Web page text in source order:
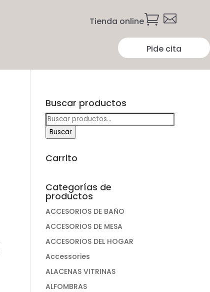
Tienda online 
Pide cita
Buscar productos
Buscar
por:
Buscar
Carrito
Categorías de
productos
ACCESORIOS DE BAÑO
ACCESORIOS DE MESA
ACCESORIOS DEL HOGAR
Accessories
ALACENAS VITRINAS
ALFOMBRAS